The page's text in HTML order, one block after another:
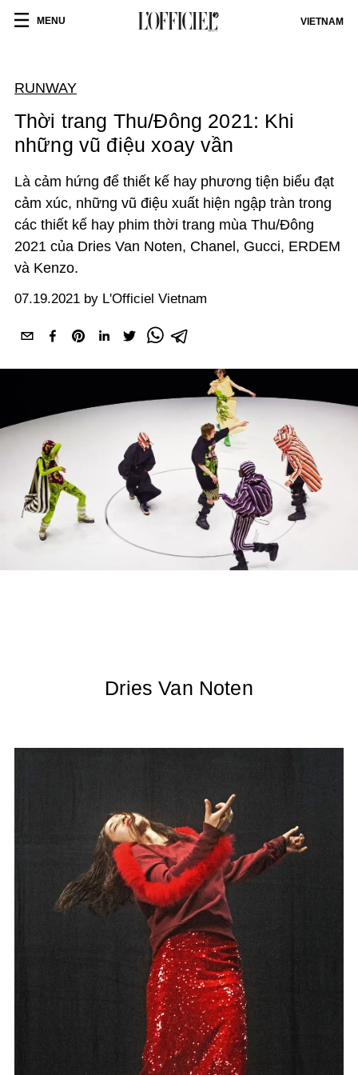
MENU VIETNAM
RUNWAY
Thời trang Thu/Đông 2021: Khi
những vũ điệu xoay vần
Là cảm hứng để thiết kế hay phương tiện biểu đạt
cảm xúc, những vũ điệu xuất hiện ngập tràn trong
các thiết kế hay phim thời trang mùa Thu/Đông
2021 của Dries Van Noten, Chanel, Gucci, ERDEM
và Kenzo.
07.19.2021 by L'Officiel Vietnam
Dries Van Noten